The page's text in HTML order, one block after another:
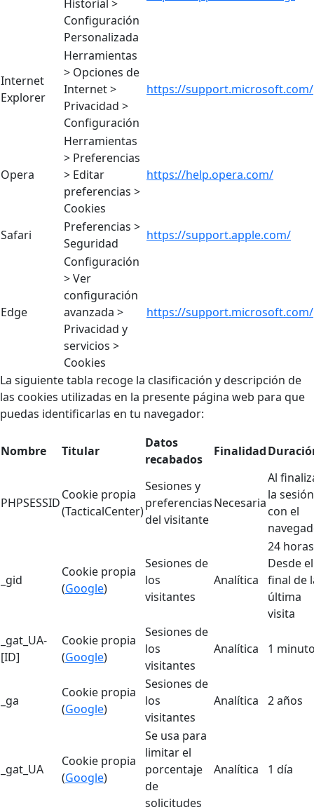
Historial >
Configuración
Personalizada
Internet
Explorer
Herramientas
> Opciones de
Internet >
Privacidad >
Configuración
https://support.microsoft.com/
Opera
Herramientas
> Preferencias
> Editar
preferencias >
Cookies
https://help.opera.com/
Safari
Preferencias >
Seguridad
https://support.apple.com/
Edge
Configuración
> Ver
configuración
avanzada >
Privacidad y
servicios >
Cookies
https://support.microsoft.com/
La siguiente tabla recoge la clasificación y descripción de
las cookies utilizadas en la presente página web para que
puedas identificarlas en tu navegador:
Nombre Titular
Datos
recabados
Finalidad
PHPSESSID
Cookie propia
(TacticalCenter)
Sesiones y
preferencias
del visitante
Necesaria
Al
la sesión
con el
_gid
Cookie propia
(Google)
Sesiones de
los
visitantes
Analítica
24
Desde el
final de
última
visita
_gat_UA-
[ID]
Cookie propia
(Google)
Sesiones de
los
visitantes
Analítica 1
_ga
Cookie propia
(Google)
Sesiones de
los
visitantes
Analítica 2 años
_gat_UA
Cookie propia
(Google)
Se usa para
limitar el
porcentaje
de
solicitudes
Analítica 1 día